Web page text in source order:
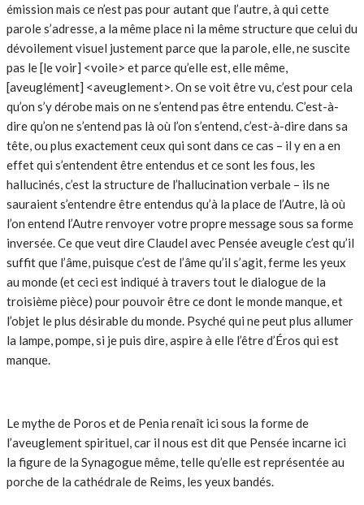
émission mais ce n’est pas pour autant que l’autre, à qui cette
parole s’adresse, a la même place ni la même structure que celui du
dévoilement visuel justement parce que la parole, elle, ne suscite
pas le [le voir] <voile> et parce qu’elle est, elle même,
[aveuglément] <aveuglement>. On se voit être vu, c’est pour cela
qu’on s’y dérobe mais on ne s’entend pas être entendu. C’est-à-
dire qu’on ne s’entend pas là où l’on s’entend, c’est-à-dire dans sa
tête, ou plus exactement ceux qui sont dans ce cas – il y en a en
effet qui s’entendent être entendus et ce sont les fous, les
hallucinés, c’est la structure de l’hallucination verbale – ils ne
sauraient s’entendre être entendus qu’à la place de l’Autre, là où
l’on entend l’Autre renvoyer votre propre message sous sa forme
inversée. Ce que veut dire Claudel avec Pensée aveugle c’est qu’il
suffit que l’âme, puisque c’est de l’âme qu’il s’agit, ferme les yeux
au monde (et ceci est indiqué à travers tout le dialogue de la
troisième pièce) pour pouvoir être ce dont le monde manque, et
l’objet le plus désirable du monde. Psyché qui ne peut plus allumer
la lampe, pompe, si je puis dire, aspire à elle l’être d’Éros qui est
manque.
Le mythe de Poros et de Penia renaît ici sous la forme de
l’aveuglement spirituel, car il nous est dit que Pensée incarne ici
la figure de la Synagogue même, telle qu’elle est représentée au
porche de la cathédrale de Reims, les yeux bandés.